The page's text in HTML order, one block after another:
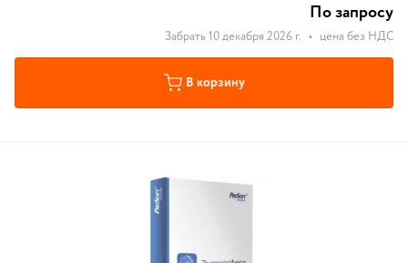
По запросу
Забрать 10 декабря 2026 г. • цена без НДС
В корзину